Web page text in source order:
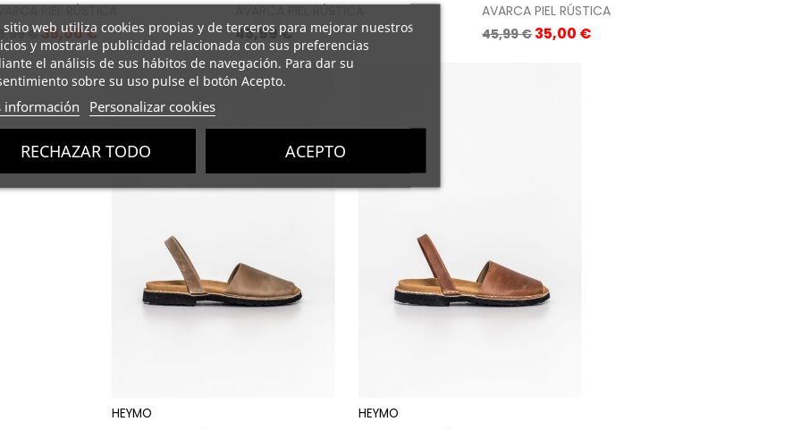
PIEL RÚSTICA
€Precio
35,00 €
AVARCA PIEL RÚSTICA
Precio
45,99 €
AVARCA PIEL RÚSTICA
Precio
45,99 €Precio
35,00 €
HEYMO HEYMO
sitio web utiliza cookies propias y de terceros para mejorar nuestros
y mostrarle publicidad relacionada con sus preferencias
el análisis de sus hábitos de navegación. Para dar su
sobre su uso pulse el botón Acepto.
información Personalizar cookies
RECHAZAR TODO ACEPTO